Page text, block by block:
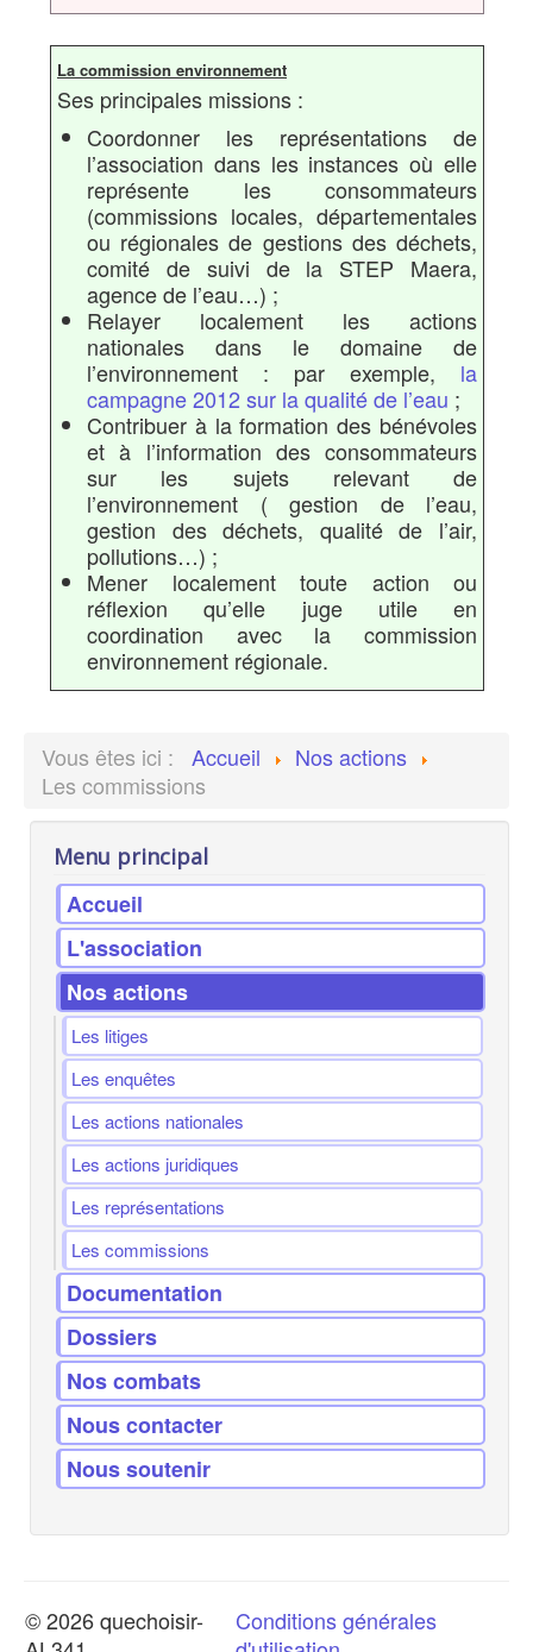
La commission environnement
Ses principales missions :
Coordonner les représentations de
l’association dans les instances où elle
représente les consommateurs
(commissions locales, départementales
ou régionales de gestions des déchets,
comité de suivi de la STEP Maera,
agence de l’eau…) ;
Relayer localement les actions
nationales dans le domaine de
l’environnement : par exemple, la
campagne 2012 sur la qualité de l’eau ;
Contribuer à la formation des bénévoles
et à l’information des consommateurs
sur les sujets relevant de
l’environnement ( gestion de l’eau,
gestion des déchets, qualité de l’air,
pollutions…) ;
Mener localement toute action ou
réflexion qu’elle juge utile en
coordination avec la commission
environnement régionale.
Vous êtes ici : Accueil
Nos actions
Les commissions
Menu principal
Accueil
L'association
Nos actions
Les litiges
Les enquêtes
Les actions nationales
Les actions juridiques
Les représentations
Les commissions
Documentation
Dossiers
Nos combats
Nous contacter
Nous soutenir
© 2026 quechoisir-
Conditions générales